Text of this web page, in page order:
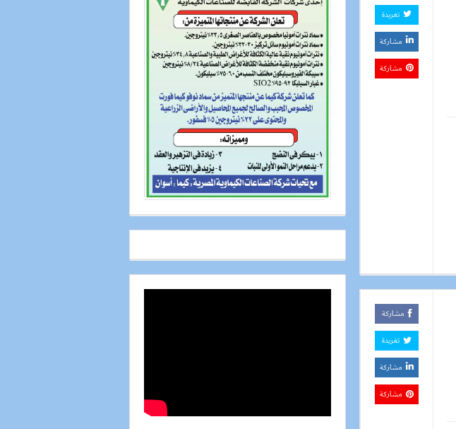
تغريدة
مشاركة
مشاركة
مشاركة
تغريدة
مشاركة
مشاركة